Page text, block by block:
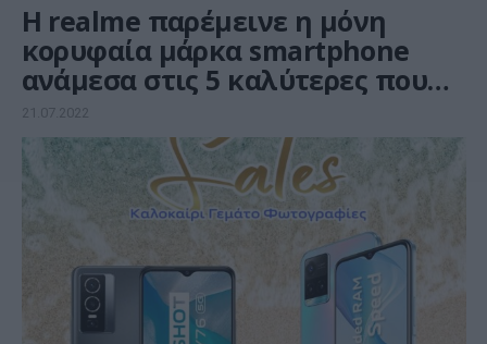
Η realme παρέμεινε η μόνη
κορυφαία μάρκα smartphone
ανάμεσα στις 5 καλύτερες που
σημείωσε ετήσια αύξηση
αποστολών το 1ο τρίμηνο του
2022 στην Ευρώπη
21.07.2022